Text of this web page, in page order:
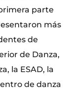
parte
más
de
de Danza,
la ESAD, la
de danza